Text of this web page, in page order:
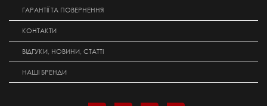
ГАРАНТІЇ ТА ПОВЕРНЕННЯ
КОНТАКТИ
ВІДГУКИ, НОВИНИ, СТАТТІ
НАШІ БРЕНДИ